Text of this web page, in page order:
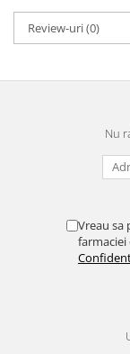
Review-uri(0)
Nu
Vreau sa
farmaciei